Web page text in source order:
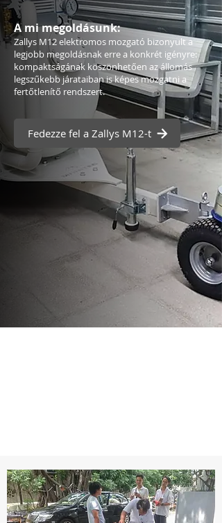
A mi megoldásunk:
Zallys M12 elektromos mozgató bizonyult a
legjobb megoldásnak erre a konkrét igényre:
kompaktságának köszönhetően az állomás
legszűkebb járataiban is képes mozgatni a
fertőtlenítő rendszert.
Fedezze fel a Zallys M12-t